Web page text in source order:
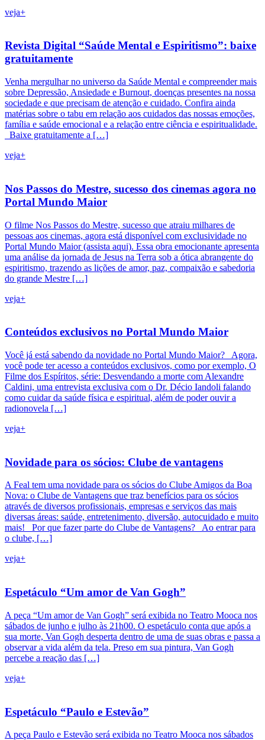
veja+
Revista Digital “Saúde Mental e Espiritismo”: baixe
gratuitamente
Venha mergulhar no universo da Saúde Mental e compreender mais
sobre Depressão, Ansiedade e Burnout, doenças presentes na nossa
sociedade e que precisam de atenção e cuidado. Confira ainda
matérias sobre o tabu em relação aos cuidados das nossas emoções,
família e saúde emocional e a relação entre ciência e espiritualidade.
Baixe gratuitamente a […]
veja+
Nos Passos do Mestre, sucesso dos cinemas agora no
Portal Mundo Maior
O filme Nos Passos do Mestre, sucesso que atraiu milhares de
pessoas aos cinemas, agora está disponível com exclusividade no
Portal Mundo Maior (assista aqui). Essa obra emocionante apresenta
uma análise da jornada de Jesus na Terra sob a ótica abrangente do
espiritismo, trazendo as lições de amor, paz, compaixão e sabedoria
do grande Mestre […]
veja+
Conteúdos exclusivos no Portal Mundo Maior
Você já está sabendo da novidade no Portal Mundo Maior? Agora,
você pode ter acesso a conteúdos exclusivos, como por exemplo, O
Filme dos Espíritos, série: Desvendando a morte com Alexandre
Caldini, uma entrevista exclusiva com o Dr. Décio Iandoli falando
como cuidar da saúde física e espiritual, além de poder ouvir a
radionovela […]
veja+
Novidade para os sócios: Clube de vantagens
A Feal tem uma novidade para os sócios do Clube Amigos da Boa
Nova: o Clube de Vantagens que traz benefícios para os sócios
através de diversos profissionais, empresas e serviços das mais
diversas áreas: saúde, entretenimento, diversão, autocuidado e muito
mais! Por que fazer parte do Clube de Vantagens? Ao entrar para
o clube, […]
veja+
Espetáculo “Um amor de Van Gogh”
A peça “Um amor de Van Gogh” será exibida no Teatro Mooca nos
sábados de junho e julho às 21h00. O espetáculo conta que após a
sua morte, Van Gogh desperta dentro de uma de suas obras e passa a
observar a vida além da tela. Preso em sua pintura, Van Gogh
percebe a reação das […]
veja+
Espetáculo “Paulo e Estevão”
A peça Paulo e Estevão será exibida no Teatro Mooca nos sábados